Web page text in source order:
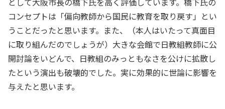
コンセプトは「偏向教師から国民に教育を取り戻す」とい
うことだったと思います。また、（本人はいたって真面目
に取り組んだのでしょうが）大きな会館で日教組教師に公
開討論をいどんで、日教組のみっともなさを公けに拡散し
たという演出も破壊的でした。実に効果的に世論に影響を
与えたと思います。